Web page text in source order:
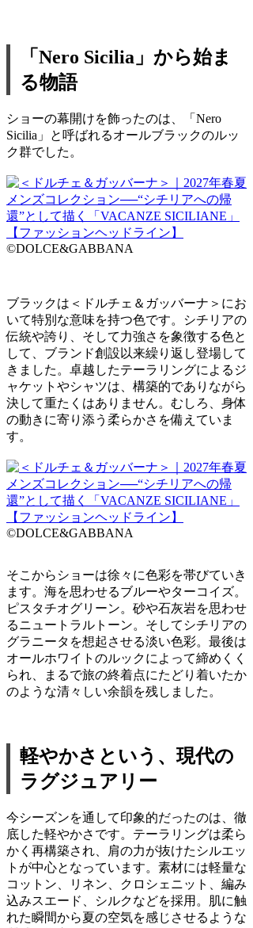
「Nero Sicilia」から始ま
る物語
ショーの幕開けを飾ったのは、「Nero
Sicilia」と呼ばれるオールブラックのルッ
ク群でした。
©DOLCE&GABBANA
ブラックは＜ドルチェ＆ガッバーナ＞にお
いて特別な意味を持つ色です。シチリアの
伝統や誇り、そして力強さを象徴する色と
して、ブランド創設以来繰り返し登場して
きました。卓越したテーラリングによるジ
ャケットやシャツは、構築的でありながら
決して重たくはありません。むしろ、身体
の動きに寄り添う柔らかさを備えていま
す。
©DOLCE&GABBANA
そこからショーは徐々に色彩を帯びていき
ます。海を思わせるブルーやターコイズ。
ピスタチオグリーン。砂や石灰岩を思わせ
るニュートラルトーン。そしてシチリアの
グラニータを想起させる淡い色彩。最後は
オールホワイトのルックによって締めくく
られ、まるで旅の終着点にたどり着いたか
のような清々しい余韻を残しました。
軽やかさという、現代の
ラグジュアリー
今シーズンを通して印象的だったのは、徹
底した軽やかさです。テーラリングは柔ら
かく再構築され、肩の力が抜けたシルエッ
トが中心となっています。素材には軽量な
コットン、リネン、クロシェニット、編み
込みスエード、シルクなどを採用。肌に触
れた瞬間から夏の空気を感じさせるような